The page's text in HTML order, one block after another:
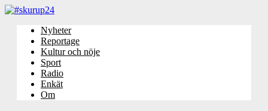
Nyheter
Reportage
Kultur och nöje
Sport
Radio
Enkät
Om